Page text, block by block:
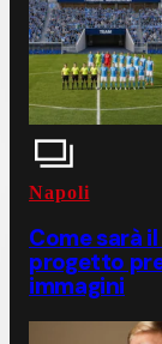
Napoli
Come sarà
progetto
immagini